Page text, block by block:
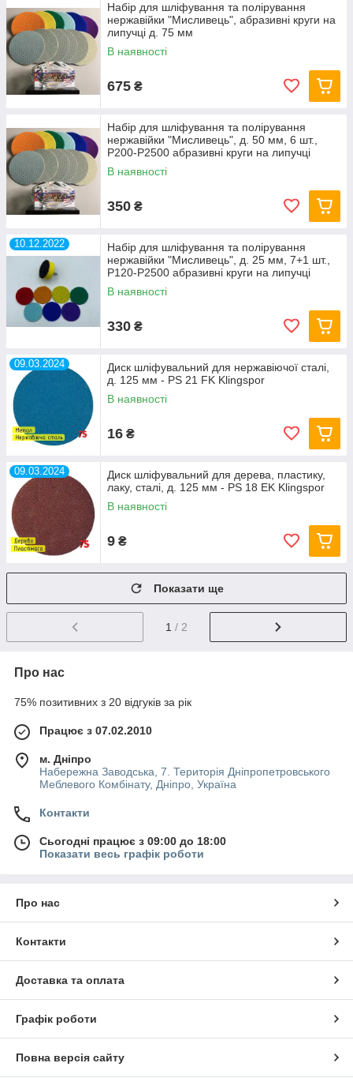
Набір для шліфування та полірування
нержавійки "Мисливець", абразивні круги на
липучці д. 75 мм
В наявності
675 ₴
Набір для шліфування та полірування
нержавійки "Мисливець", д. 50 мм, 6 шт.,
Р200-Р2500 абразивні круги на липучці
В наявності
350 ₴
10.12.2022
Набір для шліфування та полірування
нержавійки "Мисливець", д. 25 мм, 7+1 шт.,
Р120-Р2500 абразивні круги на липучці
В наявності
330 ₴
09.03.2024
Диск шліфувальний для нержавіючої сталі,
д. 125 мм - PS 21 FK Klingspor
В наявності
16 ₴
09.03.2024
Диск шліфувальний для дерева, пластику,
лаку, сталі, д. 125 мм - PS 18 EK Klingspor
В наявності
9 ₴
Показати ще
1 / 2
Про нас
75% позитивних з 20 відгуків за рік
Працює з 07.02.2010
м. Дніпро
Набережна Заводська, 7. Територія Дніпропетровського
Меблевого Комбінату, Дніпро, Україна
Контакти
Сьогодні працює з 09:00 до 18:00
Показати весь графік роботи
Про нас
Контакти
Доставка та оплата
Графік роботи
Повна версія сайту